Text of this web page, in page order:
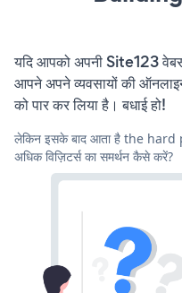
यदि आपको अपनी Site123
आपने अपने व्यवसायों की
को पार कर लिया है। बधाई हो!
लेकिन इसके बाद आता है the
अधिक विज़िटर्स का समर्थन कैसे करें?